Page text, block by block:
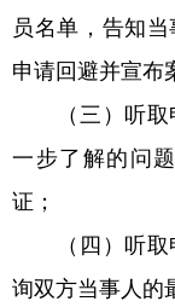
员名单，告知
申请回避并宣布
（三）听取
一步了解的问
证；
（四）听取
询双方当事人的